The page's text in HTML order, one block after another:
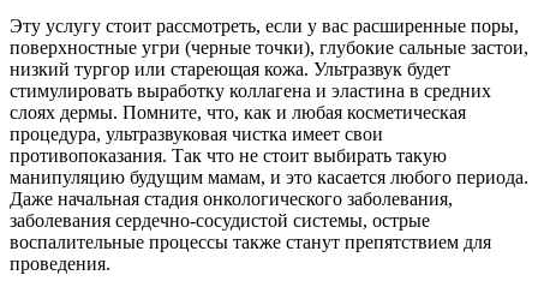
Эту услугу стоит рассмотреть, если у вас расширенные поры,
поверхностные угри (черные точки), глубокие сальные застои,
низкий тургор или стареющая кожа. Ультразвук будет
стимулировать выработку коллагена и эластина в средних
слоях дермы. Помните, что, как и любая косметическая
процедура, ультразвуковая чистка имеет свои
противопоказания. Так что не стоит выбирать такую ​​
манипуляцию будущим мамам, и это касается любого периода.
Даже начальная стадия онкологического заболевания,
заболевания сердечно-сосудистой системы, острые
воспалительные процессы также станут препятствием для
проведения.